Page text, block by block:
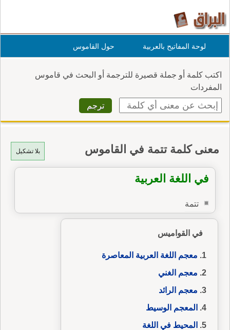
لوحة المفاتيح بالعربية حول القاموس
اكتب كلمة أو جملة قصيرة للترجمة أو البحث في قاموس
المفردات
بلا تشكيل معنى كلمة تتمة في القاموس
في اللغة العربية
تتمة
في القواميس
معجم اللغة العربية المعاصرة
معجم الغني
معجم الرائد
المعجم الوسيط
المحيط في اللغة